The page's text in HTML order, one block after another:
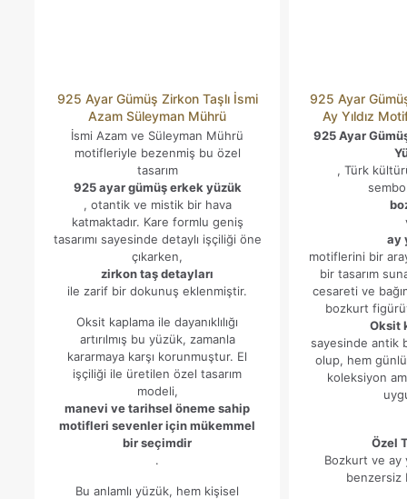
925 Ayar Gümüş Zirkon Taşlı İsmi
Azam Süleyman Mührü
İsmi Azam ve Süleyman Mührü
motifleriyle bezenmiş bu özel
tasarım
925 ayar gümüş erkek yüzük
, otantik ve mistik bir hava
katmaktadır. Kare formlu geniş
tasarımı sayesinde detaylı işçiliği öne
çıkarken,
zirkon taş detayları
ile zarif bir dokunuş eklenmiştir.
Oksit kaplama ile dayanıklılığı
artırılmış bu yüzük, zamanla
kararmaya karşı korunmuştur. El
işçiliği ile üretilen özel tasarım
modeli,
manevi ve tarihsel öneme sahip
motifleri sevenler için mükemmel
bir seçimdir
.
Bu anlamlı yüzük, hem kişisel
925 Ayar
Ay Yıldız
925 Ayar
, Türk
ay
motiflerini bir
bir tasarım
cesareti ve
bozkurt
Oksit
sayesinde antik
olup, hem
koleksiyon
Özel
Bozkurt ve ay
benzersiz